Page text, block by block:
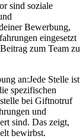
sind soziale
Bewerbung,
eingesetzt
zum Team zu
an:Jede Stelle ist
spezifischen
bei Giftnotruf
und
sind. Das zeigt,
bewirbst.